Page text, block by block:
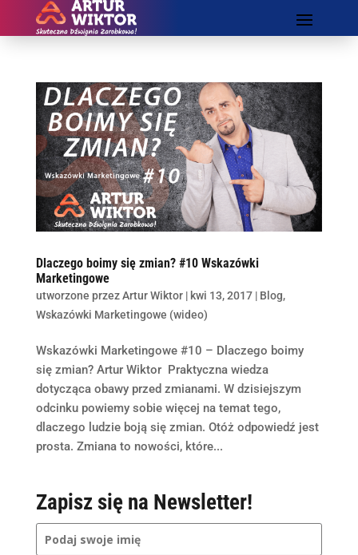
Dlaczego boimy się zmian? #10 Wskazówki
Marketingowe
utworzone przezArtur Wiktor| kwi 13, 2017| Blog,
Wskazówki Marketingowe (wideo)
Wskazówki Marketingowe #10 – Dlaczego boimy
się zmian? Artur Wiktor Praktyczna wiedza
dotycząca obawy przed zmianami. W dzisiejszym
odcinku powiemy sobie więcej na temat tego,
dlaczego ludzie boją się zmian. Otóż odpowiedź jest
prosta. Zmiana to nowości, które...
Zapisz się na Newsletter!